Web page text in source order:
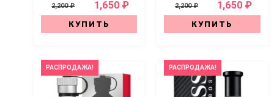
2,200 ₽ 1,650 ₽
КУПИТЬ
2,200 ₽ 1,650 ₽
КУПИТЬ
РАСПРОДАЖА! РАСПРОДАЖА!